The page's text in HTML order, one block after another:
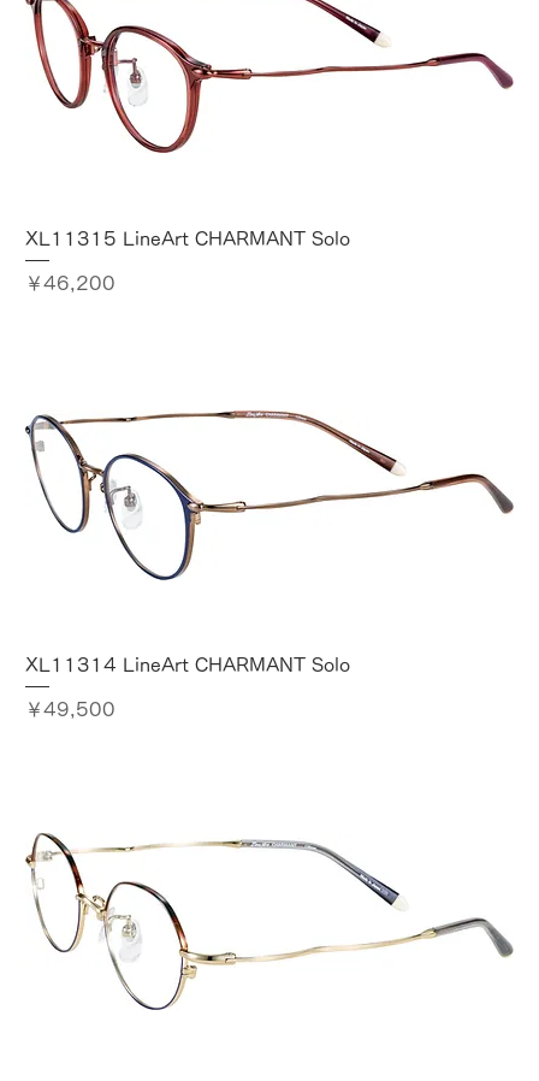
XL11315 LineArt CHARMANT Solo
価格
￥46,200
XL11314 LineArt CHARMANT Solo
価格
￥49,500